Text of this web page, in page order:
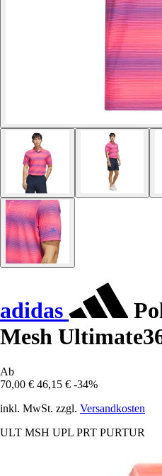
adidas
Mesh
Ab
70,00 € 46,15 € -34%
inkl. MwSt. zzgl. Versandkosten
ULT MSH UPL PRT PURTUR